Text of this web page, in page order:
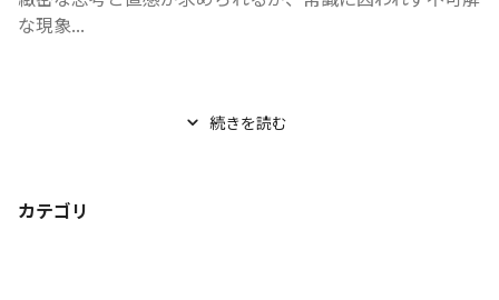
な現象...
続きを読む
カテゴリ